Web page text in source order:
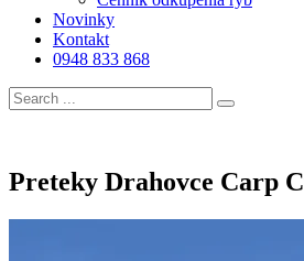
Novinky
Kontakt
0948 833 868
Preteky Drahovce Carp